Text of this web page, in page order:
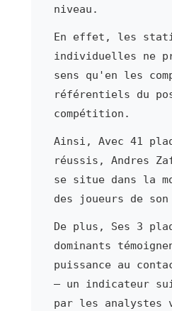
niveau.
En effet, les
individuelles ne
sens qu'en les
référentiels du
compétition.
Ainsi, Avec 41
réussis, Andres
se situe dans la
des joueurs de
De plus, Ses 3
dominants
puissance au
— un indicateur
par les analystes